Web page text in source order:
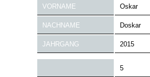
VORNAME
NACHNAME
JAHRGANG
Oskar
Doskar
2015
5